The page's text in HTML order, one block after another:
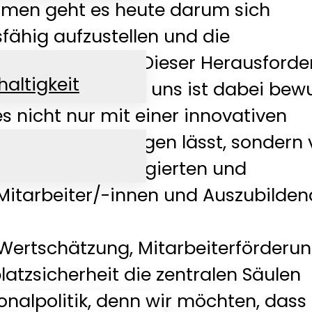
geht es heute darum sich
aufzustellen und die
zu sichern. Dieser
bei WEBER und uns ist dabei
nicht nur mit einer innovativen
bewerkstelligen lässt, sondern
engagierten und
innen und
die zentralen Säulen
denn wir möchten, dass